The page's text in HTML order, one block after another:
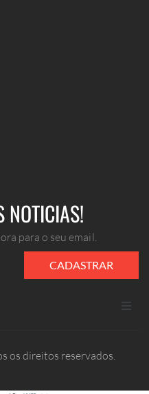
NOTICIAS!
para o seu email.
CADASTRAR
os direitos reservados.